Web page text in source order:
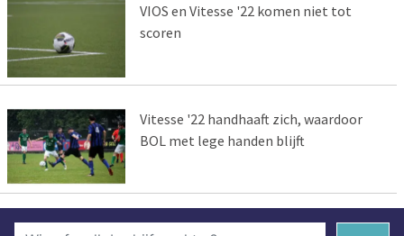
VIOS en Vitesse '22 komen niet tot
scoren
Vitesse '22 handhaaft zich, waardoor
BOL met lege handen blijft